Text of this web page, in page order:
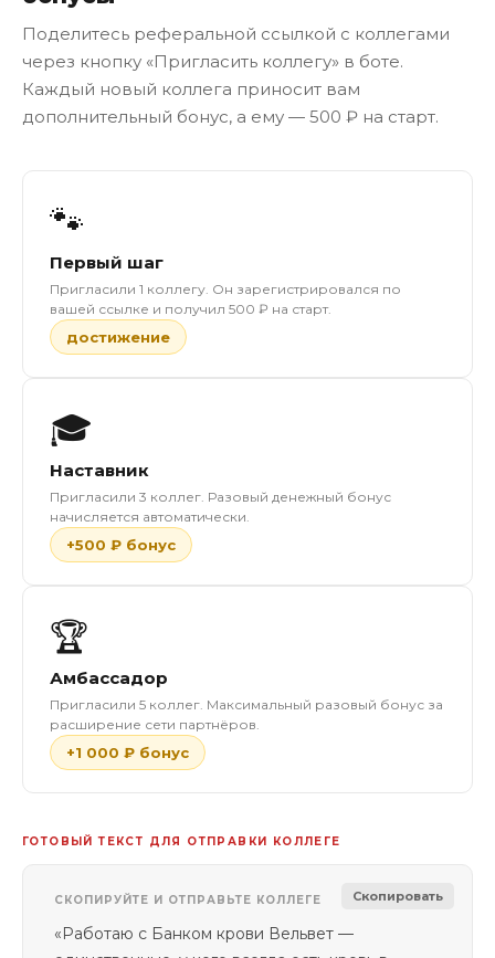
Поделитесь реферальной ссылкой с коллегами
через кнопку «Пригласить коллегу» в боте.
Каждый новый коллега приносит вам
дополнительный бонус, а ему — 500 ₽ на старт.
🐾
Первый шаг
Пригласили 1 коллегу. Он зарегистрировался по
вашей ссылке и получил 500 ₽ на старт.
достижение
🎓
Наставник
Пригласили 3 коллег. Разовый денежный бонус
начисляется автоматически.
+500 ₽ бонус
🏆
Амбассадор
Пригласили 5 коллег. Максимальный разовый бонус за
расширение сети партнёров.
+1 000 ₽ бонус
ГОТОВЫЙ ТЕКСТ ДЛЯ ОТПРАВКИ КОЛЛЕГЕ
СКОПИРУЙТЕ И ОТПРАВЬТЕ КОЛЛЕГЕ
«Работаю с Банком крови Вельвет —
Скопировать